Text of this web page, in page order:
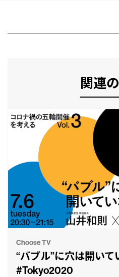
関連
Choose TV
“バブル”に穴は開いて
#Tokyo2020